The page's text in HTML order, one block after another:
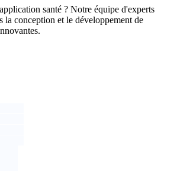
santé ? Notre équipe d'experts
la conception et le développement de